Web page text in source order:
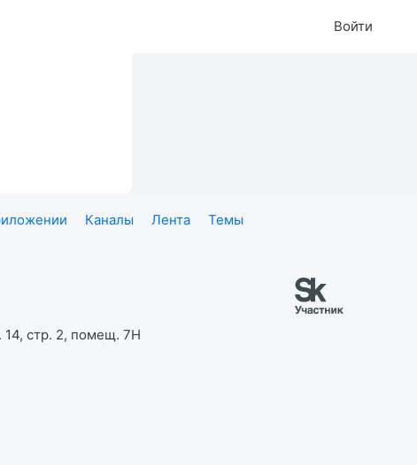
Войти
Каналы Лента
Темы
14, стр. 2, помещ. 7Н